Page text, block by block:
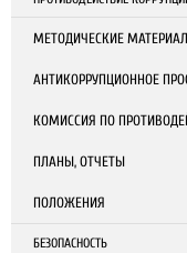
МЕТОДИЧЕСКИЕ
АНТИКОРРУПЦИОННОЕ
КОМИССИЯ ПО
ПЛАНЫ, ОТЧЕТЫ
ПОЛОЖЕНИЯ
БЕЗОПАСНОСТЬ